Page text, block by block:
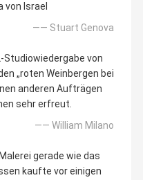
von Israel
—— Stuart Genova
Studiowiedergabe von
„roten Weinbergen bei
anderen Aufträgen
sehr erfreut.
—— William Milano
gerade wie das
kaufte vor einigen